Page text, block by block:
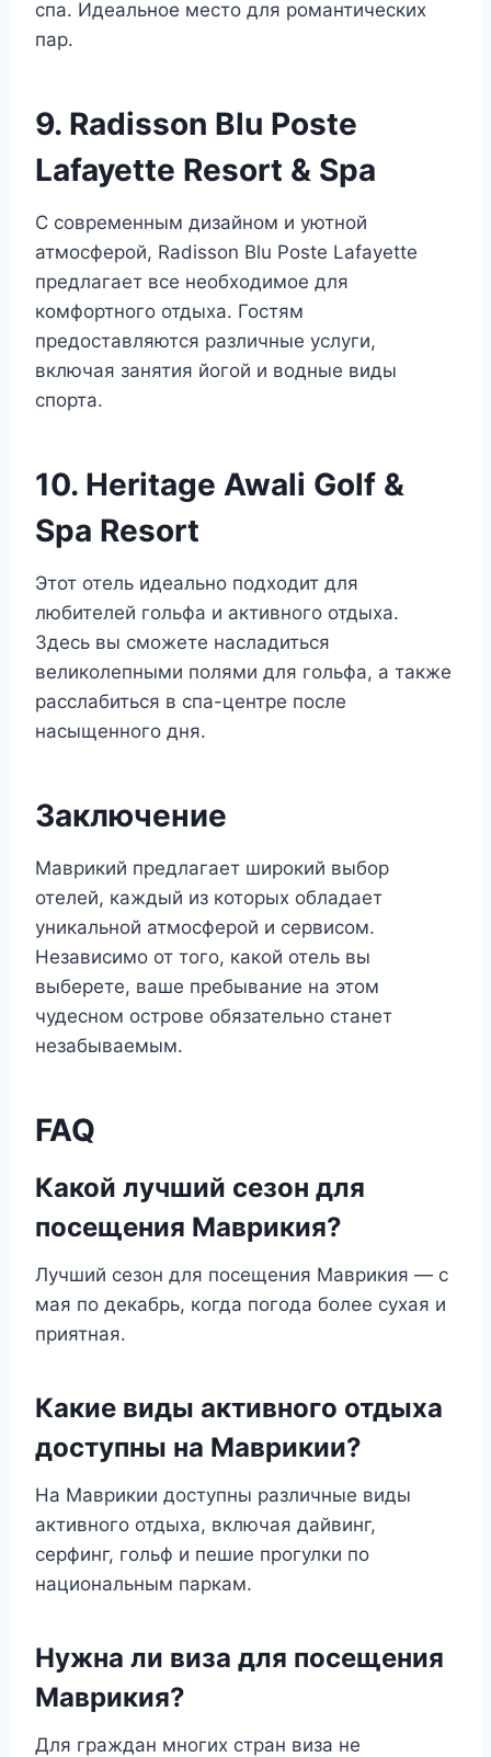
спа. Идеальное место для романтических
пар.
9. Radisson Blu Poste
Lafayette Resort & Spa
С современным дизайном и уютной
атмосферой, Radisson Blu Poste Lafayette
предлагает все необходимое для
комфортного отдыха. Гостям
предоставляются различные услуги,
включая занятия йогой и водные виды
спорта.
10. Heritage Awali Golf &
Spa Resort
Этот отель идеально подходит для
любителей гольфа и активного отдыха.
Здесь вы сможете насладиться
великолепными полями для гольфа, а также
расслабиться в спа-центре после
насыщенного дня.
Заключение
Маврикий предлагает широкий выбор
отелей, каждый из которых обладает
уникальной атмосферой и сервисом.
Независимо от того, какой отель вы
выберете, ваше пребывание на этом
чудесном острове обязательно станет
незабываемым.
FAQ
Какой лучший сезон для
посещения Маврикия?
Лучший сезон для посещения Маврикия — с
мая по декабрь, когда погода более сухая и
приятная.
Какие виды активного отдыха
доступны на Маврикии?
На Маврикии доступны различные виды
активного отдыха, включая дайвинг,
серфинг, гольф и пешие прогулки по
национальным паркам.
Нужна ли виза для посещения
Маврикия?
Для граждан многих стран виза не